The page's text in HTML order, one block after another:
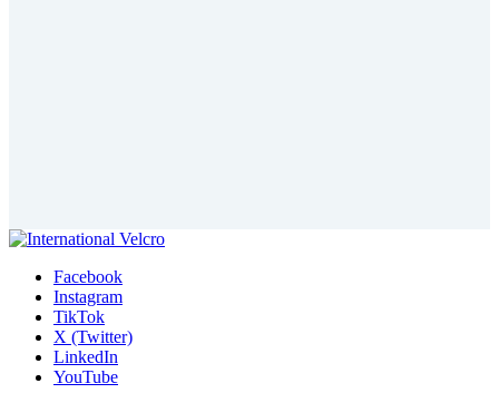
Facebook
Instagram
TikTok
X (Twitter)
LinkedIn
YouTube